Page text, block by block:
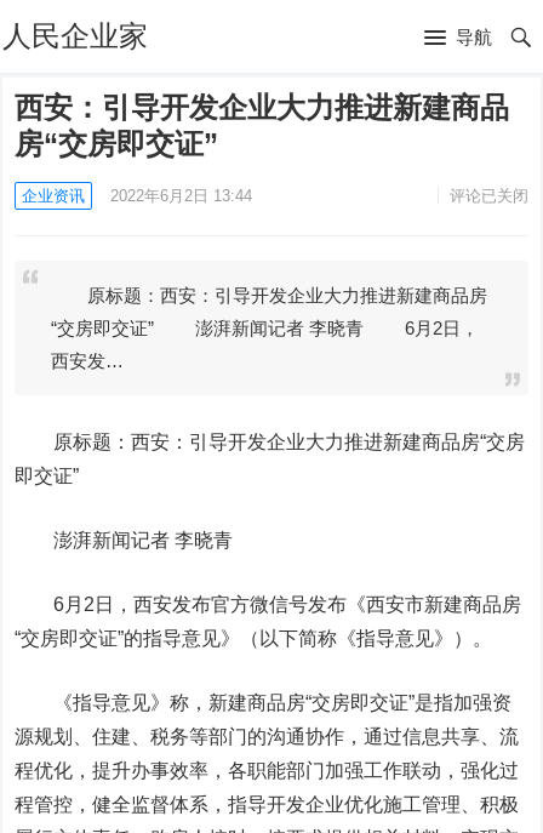
人民企业家 导航
西安：引导开发企业大力推进新建商品
房“交房即交证”
企业资讯 2022年6月2日 13:44 评论已关闭
原标题：西安：引导开发企业大力推进新建商品房
“交房即交证” 澎湃新闻记者 李晓青 6月2日，
西安发…
原标题：西安：引导开发企业大力推进新建商品房“交房
即交证”
澎湃新闻记者 李晓青
6月2日，西安发布官方微信号发布《西安市新建商品房
“交房即交证”的指导意见》（以下简称《指导意见》）。
《指导意见》称，新建商品房“交房即交证”是指加强资
源规划、住建、税务等部门的沟通协作，通过信息共享、流
程优化，提升办事效率，各职能部门加强工作联动，强化过
程管控，健全监督体系，指导开发企业优化施工管理、积极